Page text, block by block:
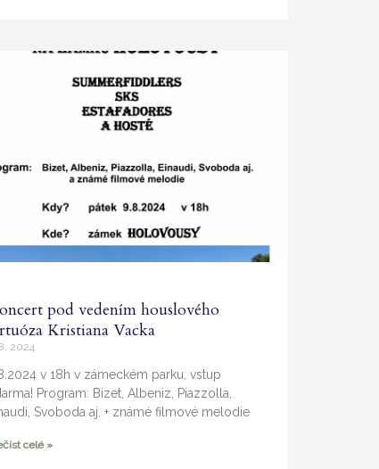
pod vedením houslového
Kristiana Vacka
2024
v 18h v zámeckém parku, vstup
Program: Bizet, Albeniz, Piazzolla,
Svoboda aj. + známé filmové melodie
celé »